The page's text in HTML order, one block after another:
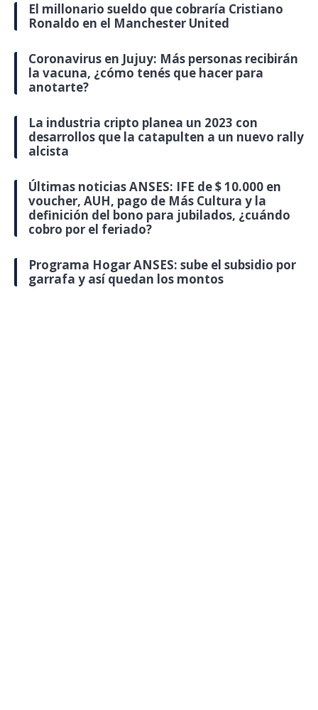
El millonario sueldo que cobraría Cristiano
Ronaldo en el Manchester United
Coronavirus en Jujuy: Más personas recibirán
la vacuna, ¿cómo tenés que hacer para
anotarte?
La industria cripto planea un 2023 con
desarrollos que la catapulten a un nuevo rally
alcista
Últimas noticias ANSES: IFE de $ 10.000 en
voucher, AUH, pago de Más Cultura y la
definición del bono para jubilados, ¿cuándo
cobro por el feriado?
Programa Hogar ANSES: sube el subsidio por
garrafa y así quedan los montos